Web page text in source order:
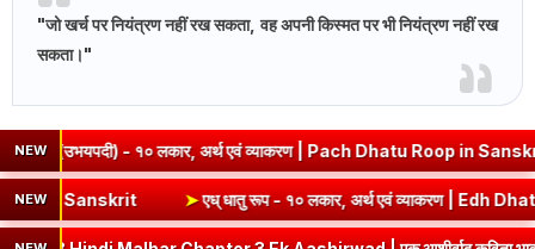
"जो खर्च पर नियंत्रण नहीं रख सकता, वह अपनी किस्मत पर भी नियंत्रण नहीं रख
सकता।"
NEW - १० लकार, अर्थ एवं व्याकरण | Pach Dhatu Roop in Sanskrit
NEW
Dhatu Roop in Sanskrit ➤एध् धातु रूप - १० लकार, अर्थ एवं